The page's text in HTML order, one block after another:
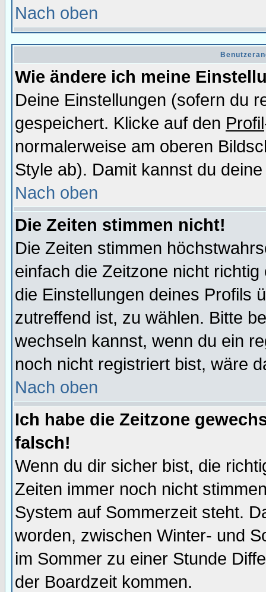
Nach oben
Wie ändere ich meine
Deine Einstellungen (sofern du
gespeichert. Klicke auf den Profil
normalerweise am oberen
Style ab). Damit kannst du
Nach oben
Die Zeiten stimmen nicht!
Die Zeiten stimmen
einfach die Zeitzone nicht
die Einstellungen deines Profils
zutreffend ist, zu wählen. Bitte
wechseln kannst, wenn du ein
noch nicht registriert bist, wäre
Nach oben
Ich habe die Zeitzone
falsch!
Wenn du dir sicher bist, die
Zeiten immer noch nicht
System auf Sommerzeit steht.
worden, zwischen Winter- und
im Sommer zu einer Stunde
der Boardzeit kommen.